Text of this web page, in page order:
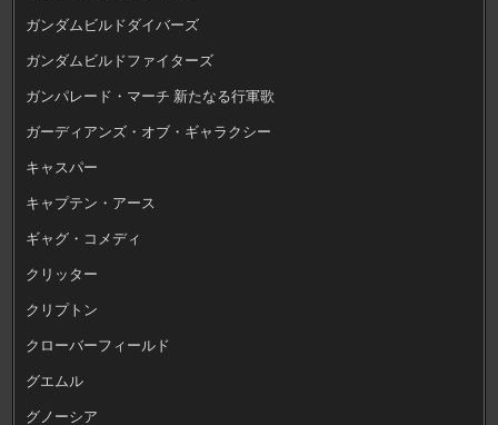
ガンダムビルドダイバーズ
ガンダムビルドファイターズ
ガンパレード・マーチ 新たなる行軍歌
ガーディアンズ・オブ・ギャラクシー
キャスパー
キャプテン・アース
ギャグ・コメディ
クリッター
クリプトン
クローバーフィールド
グエムル
グノーシア